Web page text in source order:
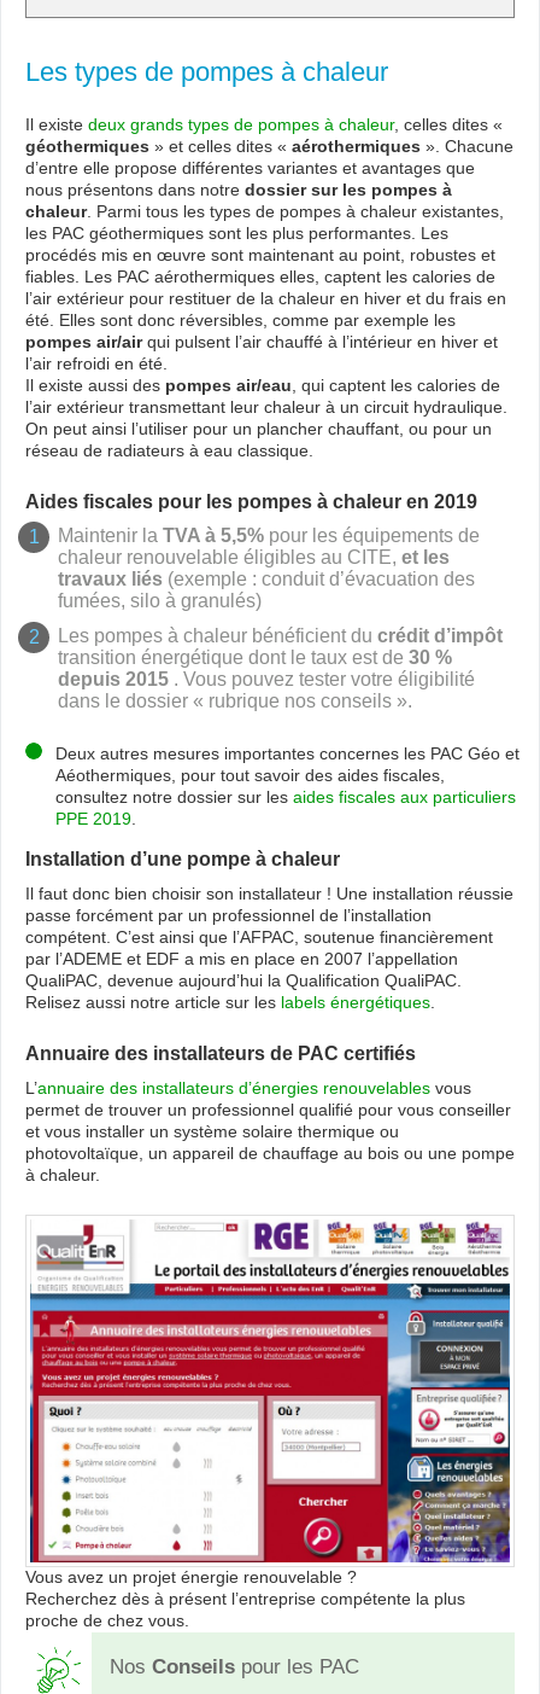
Les types de pompes à chaleur
Il existe deux grands types de pompes à chaleur, celles dites «
géothermiques » et celles dites « aérothermiques ». Chacune
d’entre elle propose différentes variantes et avantages que
nous présentons dans notre dossier sur les pompes à
chaleur. Parmi tous les types de pompes à chaleur existantes,
les PAC géothermiques sont les plus performantes. Les
procédés mis en œuvre sont maintenant au point, robustes et
fiables. Les PAC aérothermiques elles, captent les calories de
l’air extérieur pour restituer de la chaleur en hiver et du frais en
été. Elles sont donc réversibles, comme par exemple les
pompes air/airqui pulsent l’air chauffé à l’intérieur en hiver et
l’air refroidi en été.
Il existe aussi des pompes air/eau , qui captent les calories de
l’air extérieur transmettant leur chaleur à un circuit hydraulique.
On peut ainsi l’utiliser pour un plancher chauffant, ou pour un
réseau de radiateurs à eau classique.
Aides fiscales pour les pompes à chaleur en 2019
Maintenir laTVA à 5,5% pour les équipements de
chaleur renouvelable éligibles au CITE,et les
travaux liés (exemple : conduit d’évacuation des
fumées, silo à granulés)
Les pompes à chaleur bénéficient ducrédit d’impôt
transition énergétique dont le taux est de30 %
depuis 2015 . Vous pouvez tester votre éligibilité
dans le dossier « rubrique nos conseils ».
Deux autres mesures importantes concernes les PAC Géo et
Aéothermiques, pour tout savoir des aides fiscales,
consultez notre dossier sur les aides fiscales aux particuliers
PPE 2019
Installation d’une pompe à chaleur
Il faut donc bien choisir son installateur ! Une installation réussie
passe forcément par un professionnel de l’installation
compétent. C’est ainsi que l’AFPAC, soutenue financièrement
par l’ADEME et EDF a mis en place en 2007 l’appellation
QualiPAC, devenue aujourd’hui la Qualification QualiPAC.
Relisez aussi notre article sur les labels énergétiques
Annuaire des installateurs de PAC certifiés
L’annuaire des installateurs d’énergies renouvelables vous
permet de trouver un professionnel qualifié pour vous conseiller
et vous installer un système solaire thermique ou
photovoltaïque, un appareil de chauffage au bois ou une pompe
à chaleur.
Vous avez un projet énergie renouvelable ?
Recherchez dès à présent l’entreprise compétente la plus
proche de chez vous.
Nos Conseils pour les PAC